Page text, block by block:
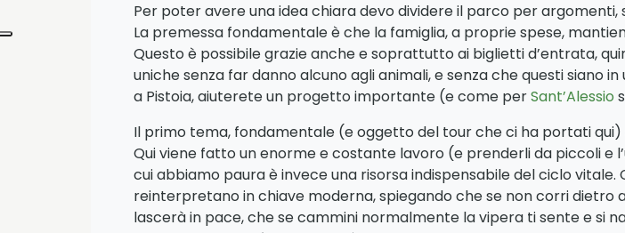
Per poter avere una idea chiara devo dividere il parco per argomenti,
La premessa fondamentale è che la famiglia, a proprie spese,
Questo è possibile grazie anche e soprattutto ai biglietti d’entrata,
uniche senza far danno alcuno agli animali, e senza che questi siano
a Pistoia, aiuterete un progetto importante (e come perSant’Alessio
Il primo tema, fondamentale (e oggetto del tour che ci ha portati
Qui viene fatto un enorme e costante lavoro (e prenderli da piccoli e
cui abbiamo paura è invece una risorsa indispensabile del ciclo
reinterpretano in chiave moderna, spiegando che se non corri dietro
lascerà in pace, che se cammini normalmente la vipera ti sente e si